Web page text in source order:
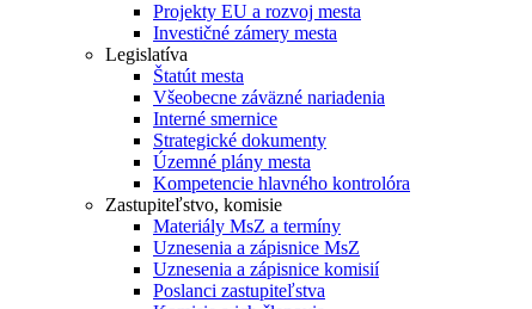
Projekty EU a rozvoj mesta
Investičné zámery mesta
Legislatíva
Štatút mesta
Všeobecne záväzné nariadenia
Interné smernice
Strategické dokumenty
Územné plány mesta
Kompetencie hlavného kontrolóra
Zastupiteľstvo, komisie
Materiály MsZ a termíny
Uznesenia a zápisnice MsZ
Uznesenia a zápisnice komisií
Poslanci zastupiteľstva